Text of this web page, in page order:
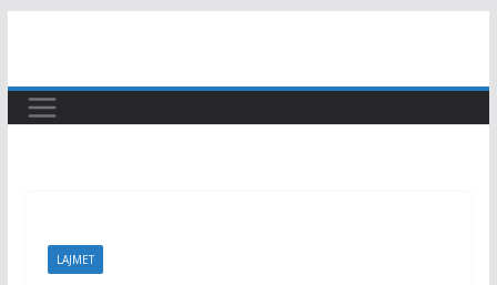
content
LAJMET